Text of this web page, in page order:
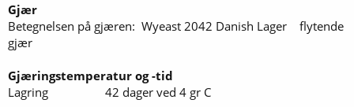
Gjær
Betegnelsen på gjæren: Wyeast 2042 Danish Lager flytende
gjær
Gjæringstemperatur og -tid
Lagring 42 dager ved 4 gr C